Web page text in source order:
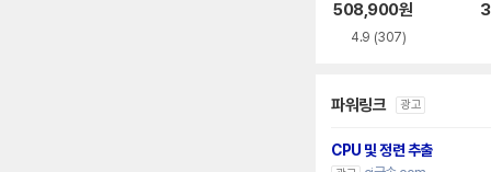
s (애로우레이크 리
프레시)
508,900원
4.9 (307)
파워링크 광고
CPU 및 정련 추출